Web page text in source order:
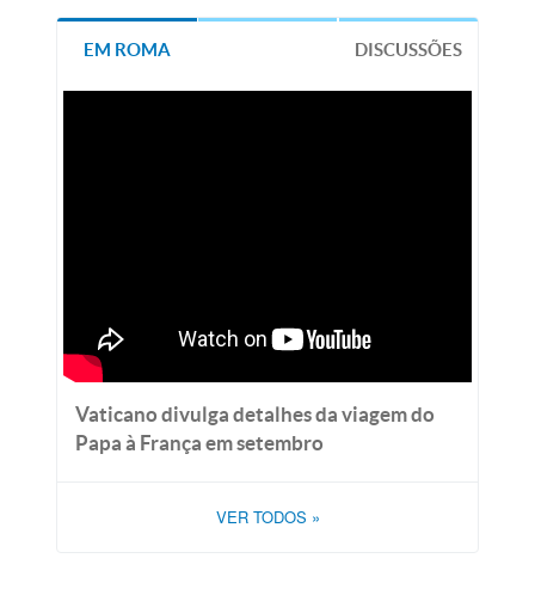
EM ROMA DISCUSSÕES
Vaticano divulga detalhes da viagem do
Papa à França em setembro
VER TODOS »